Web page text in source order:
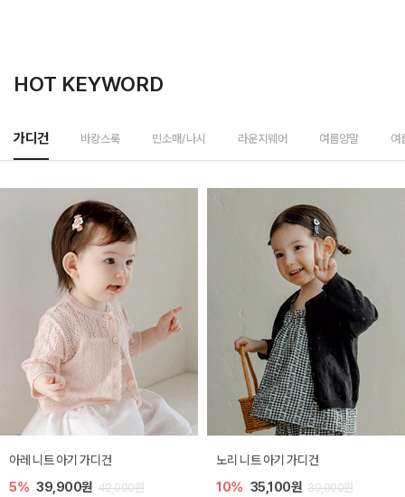
HOT KEYWORD
가디건 바캉스룩 민소매/나시 라운지웨어 여름양말 여
[SIZE ~6Y] 로메이 라운지 셋업
10% 23,400원 26,000원
밀라 아기 원피스
20% 27,200원 34,000원